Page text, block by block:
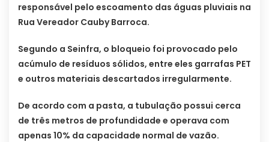
responsável pelo escoamento das águas pluviais na
Rua Vereador Cauby Barroca.
Segundo a Seinfra, o bloqueio foi provocado pelo
acúmulo de resíduos sólidos, entre eles garrafas PET
e outros materiais descartados irregularmente.
De acordo com a pasta, a tubulação possui cerca
de três metros de profundidade e operava com
apenas 10% da capacidade normal de vazão.